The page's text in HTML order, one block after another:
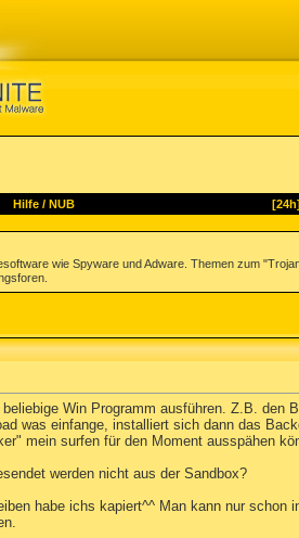
Hilfe/ NUB [24h]
wie Spyware und Adware. Themen zum
Win Programm ausführen. Z.B. den
was einfange, installiert sich dann das
mein surfen für den Moment ausspähen
werden nicht aus der Sandbox?
habe ichs kapiert^^ Man kann nur schon